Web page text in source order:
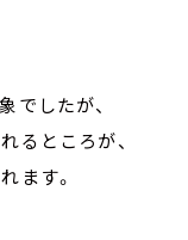
でしたが、
るところが、
ます。